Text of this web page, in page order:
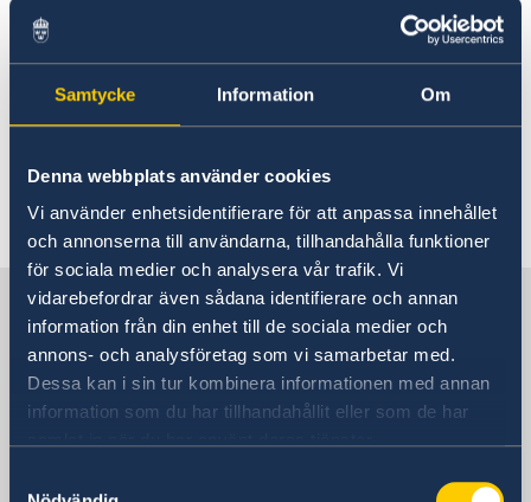
Samtycke Information Om
Denna webbplats använder cookies
Vi använder enhetsidentifierare för att anpassa innehållet
och annonserna till användarna, tillhandahålla funktioner
för sociala medier och analysera vår trafik. Vi
vidarebefordrar även sådana identifierare och annan
information från din enhet till de sociala medier och
annons- och analysföretag som vi samarbetar med.
Dessa kan i sin tur kombinera informationen med annan
information som du har tillhandahållit eller som de har
Branden i Crans-Montana
06 dec. 2025
och tips angående tidsbokning
1 2 3 »
Sverige i Schweiz
Sveriges ambassad
3011 Bern